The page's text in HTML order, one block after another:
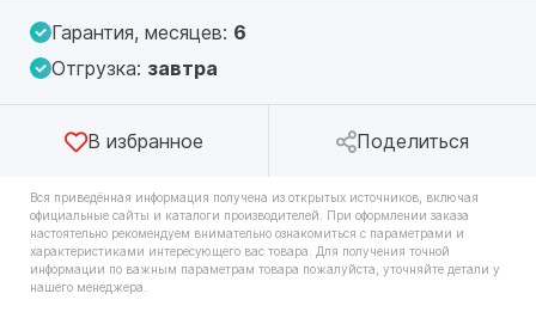
Гарантия, месяцев: 6
Отгрузка: завтра
В избранное Поделиться
Вся приведённая информация получена из открытых источников, включая
официальные сайты и каталоги производителей. При оформлении заказа
настоятельно рекомендуем внимательно ознакомиться с параметрами и
характеристиками интересующего вас товара. Для получения точной
информации по важным параметрам товара пожалуйста, уточняйте детали у
нашего менеджера.